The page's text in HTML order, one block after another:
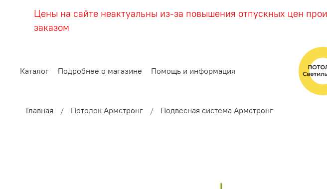
Цены на сайте неактуальны из-за повышения отпускных цен
заказом
Каталог Подробнее о магазине Помощь и информация
Главная Потолок Армстронг Подвесная система Армстронг